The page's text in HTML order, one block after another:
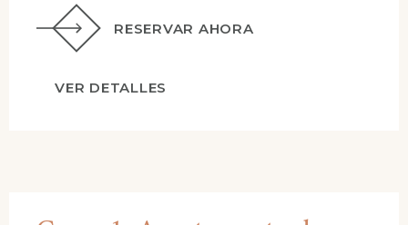
RESERVAR AHORA
VER DETALLES